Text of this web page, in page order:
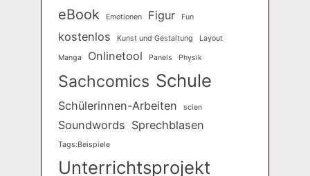
eBook Emotionen Figur Fun
kostenlos Kunst und Gestaltung Layout
Manga Onlinetool Panels Physik
Sachcomics Schule
Schülerinnen-Arbeiten scien
Soundwords Sprechblasen
Tags:Beispiele
Unterrichtsprojekt